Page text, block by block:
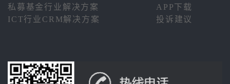
私募基金行业解决方案
APP下载
ICT行业CRM解决方案
投诉建议